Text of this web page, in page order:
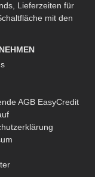
Lieferzeiten für
mit den
AGB EasyCredit